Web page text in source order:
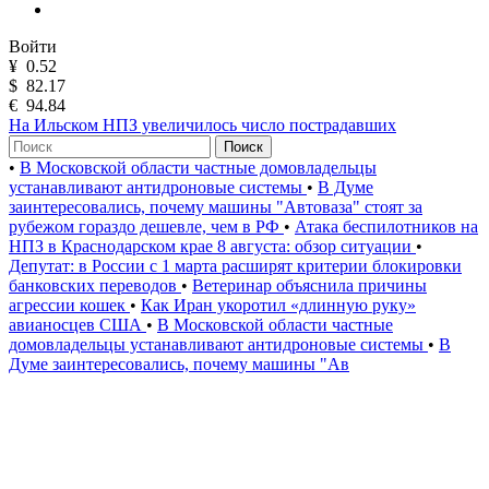
Войти
¥ 0.52
$ 82.17
€ 94.84
На Ильском НПЗ увеличилось число пострадавших
Поиск
• В Московской области частные домовладельцы
устанавливают антидроновые системы • В Думе
заинтересовались, почему машины "Автоваза" стоят за
рубежом гораздо дешевле, чем в РФ • Атака беспилотников на
НПЗ в Краснодарском крае 8 августа: обзор ситуации •
Депутат: в России с 1 марта расширят критерии блокировки
банковских переводов • Ветеринар объяснила причины
агрессии кошек • Как Иран укоротил «длинную руку»
авианосцев США • В Московской области частные
домовладельцы устанавливают антидроновые системы • В
Думе заинтересовались, почему машины "Ав